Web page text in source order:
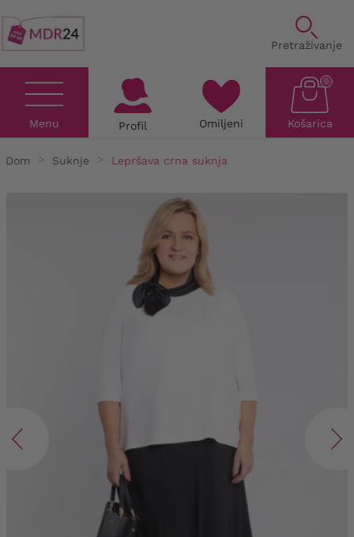
Pretraživanje
Menu Profil Omiljeni Košarica
0
Dom Suknje Lepršava crna suknja